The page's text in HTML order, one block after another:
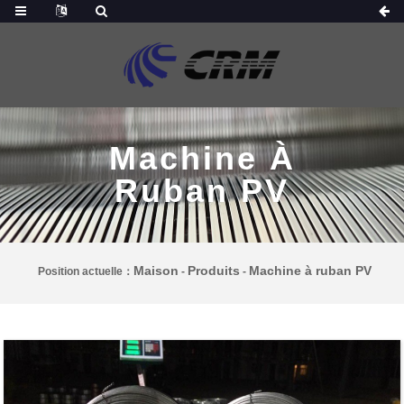
Machine À
Ruban PV
Position actuelle： Maison - Produits - Machine à ruban PV